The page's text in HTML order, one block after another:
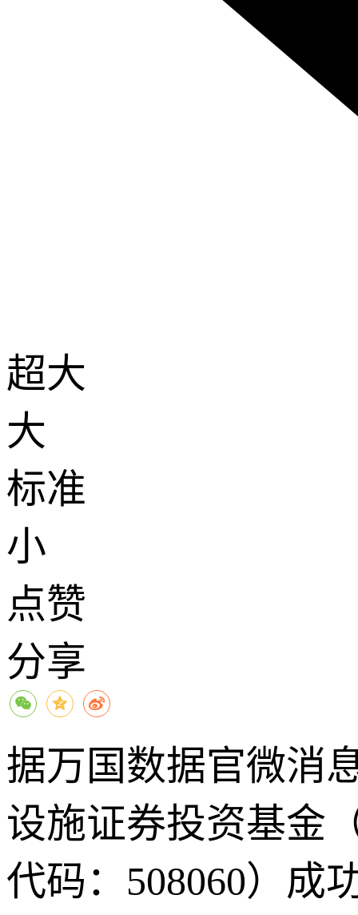
超大
大
标准
小
点赞
分享
据万国数据官微消
设施证券投资基金
代码：508060）成